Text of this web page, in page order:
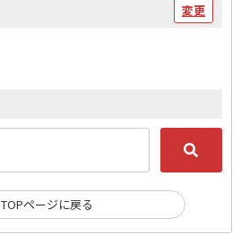
変更
TOPページに戻る